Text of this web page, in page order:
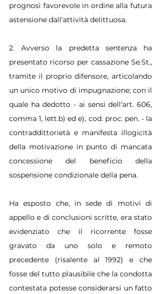
prognosi favorevole in ordine alla futura
astensione dall'attività delittuosa.
2. Avverso la predetta sentenza ha
presentato ricorso per cassazione Se.St.,
tramite il proprio difensore, articolando
un unico motivo di impugnazione; con il
quale ha dedotto - ai sensi dell'art. 606,
comma 1, lett.b) ed e), cod. proc. pen. - la
contraddittorietà e manifesta illogicità
della motivazione in punto di mancata
concessione del beneficio della
sospensione condizionale della pena.
Ha esposto che, in sede di motivi di
appello e di conclusioni scritte, era stato
evidenziato che il ricorrente fosse
gravato da uno solo e remoto
precedente (risalente al 1992) e che
fosse del tutto plausibile che la condotta
contestata potesse considerarsi un fatto